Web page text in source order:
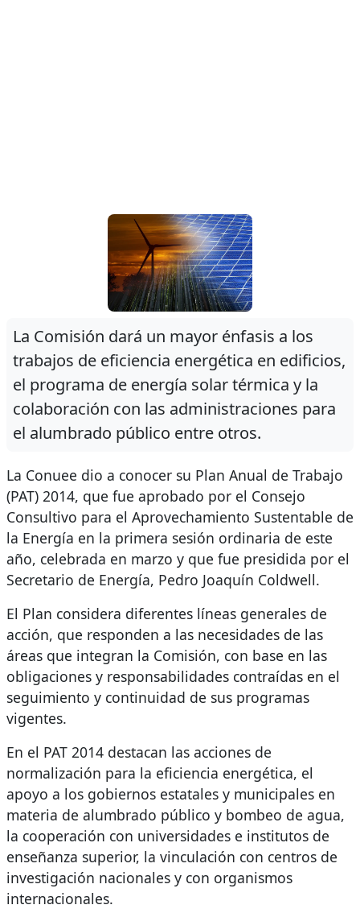
La Comisión dará un mayor énfasis a los
trabajos de eficiencia energética en edificios,
el programa de energía solar térmica y la
colaboración con las administraciones para
el alumbrado público entre otros.
La Conuee dio a conocer su Plan Anual de Trabajo
(PAT) 2014, que fue aprobado por el Consejo
Consultivo para el Aprovechamiento Sustentable de
la Energía en la primera sesión ordinaria de este
año, celebrada en marzo y que fue presidida por el
Secretario de Energía, Pedro Joaquín Coldwell.
El Plan considera diferentes líneas generales de
acción, que responden a las necesidades de las
áreas que integran la Comisión, con base en las
obligaciones y responsabilidades contraídas en el
seguimiento y continuidad de sus programas
vigentes.
En el PAT 2014 destacan las acciones de
normalización para la eficiencia energética, el
apoyo a los gobiernos estatales y municipales en
materia de alumbrado público y bombeo de agua,
la cooperación con universidades e institutos de
enseñanza superior, la vinculación con centros de
investigación nacionales y con organismos
internacionales.